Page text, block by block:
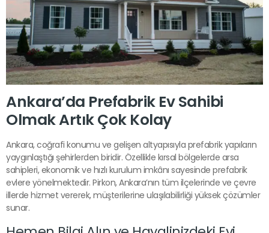
Ankara’da Prefabrik Ev Sahibi
Olmak Artık Çok Kolay
Ankara, coğrafi konumu ve gelişen altyapısıyla prefabrik yapıların
yaygınlaştığı şehirlerden biridir. Özellikle kırsal bölgelerde arsa
sahipleri, ekonomik ve hızlı kurulum imkânı sayesinde prefabrik
evlere yönelmektedir. Pirkon, Ankara’nın tüm ilçelerinde ve çevre
illerde hizmet vererek, müşterilerine ulaşılabilirliği yüksek çözümler
sunar.